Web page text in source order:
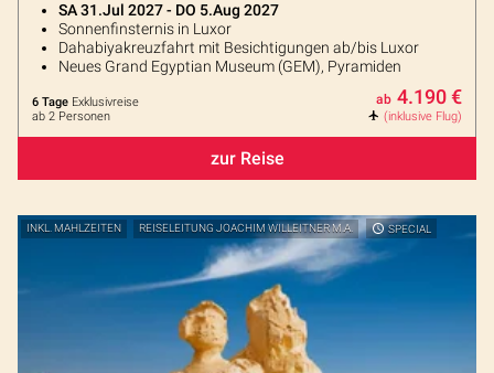
SA 31.Jul 2027 - DO 5.Aug 2027
Sonnenfinsternis in Luxor
Dahabiyakreuzfahrt mit Besichtigungen ab/bis Luxor
Neues Grand Egyptian Museum (GEM), Pyramiden
6 Tage Exklusivreise
ab 2 Personen
ab 4.190 €
(inklusive Flug)
zur Reise
INKL. MAHLZEITEN REISELEITUNG JOACHIM WILLEITNER M.A. SPECIAL